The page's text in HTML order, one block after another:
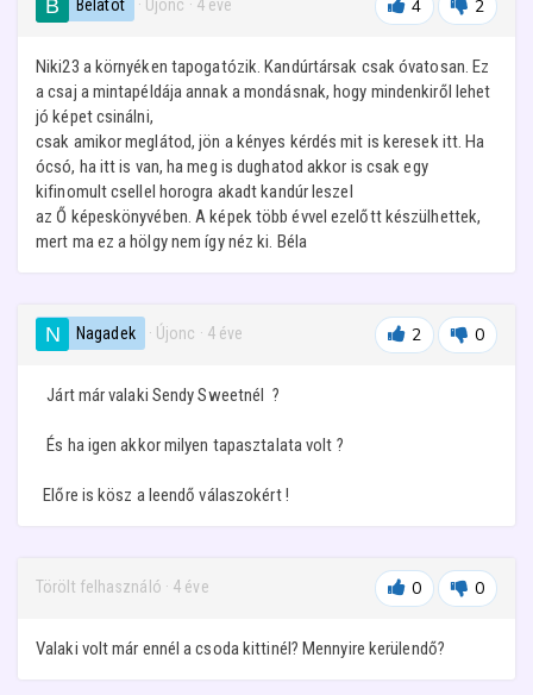
Bélatot · Újonc · 4 éve 4 2
Niki23 a környéken tapogatózik. Kandúrtársak csak óvatosan. Ez
a csaj a mintapéldája annak a mondásnak, hogy mindenkiről lehet
jó képet csinálni,
csak amikor meglátod, jön a kényes kérdés mit is keresek itt. Ha
ócsó, ha itt is van, ha meg is dughatod akkor is csak egy
kifinomult csellel horogra akadt kandúr leszel
az Ő képeskönyvében. A képek több évvel ezelőtt készülhettek,
mert ma ez a hölgy nem így néz ki. Béla
Nagadek · Újonc · 4 éve 2 0
Járt már valaki Sendy Sweetnél ?
És ha igen akkor milyen tapasztalata volt ?
Előre is kösz a leendő válaszokért !
Törölt felhasználó · 4 éve 0 0
Valaki volt már ennél a csoda kittinél? Mennyire kerülendő?